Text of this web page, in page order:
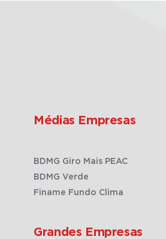
Médias Empresas
BDMG Giro Mais PEAC
BDMG Verde
Finame Fundo Clima
Grandes Empresas